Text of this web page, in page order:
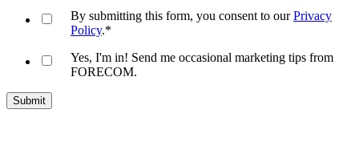
By submitting this form, you consent to ourPrivacy
Policy.*
Yes, I'm in! Send me occasional marketing tips from
FORECOM.